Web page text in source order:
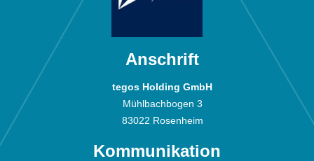
Anschrift
tegos Holding GmbH
Mühlbachbogen 3
83022 Rosenheim
Kommuni­kation